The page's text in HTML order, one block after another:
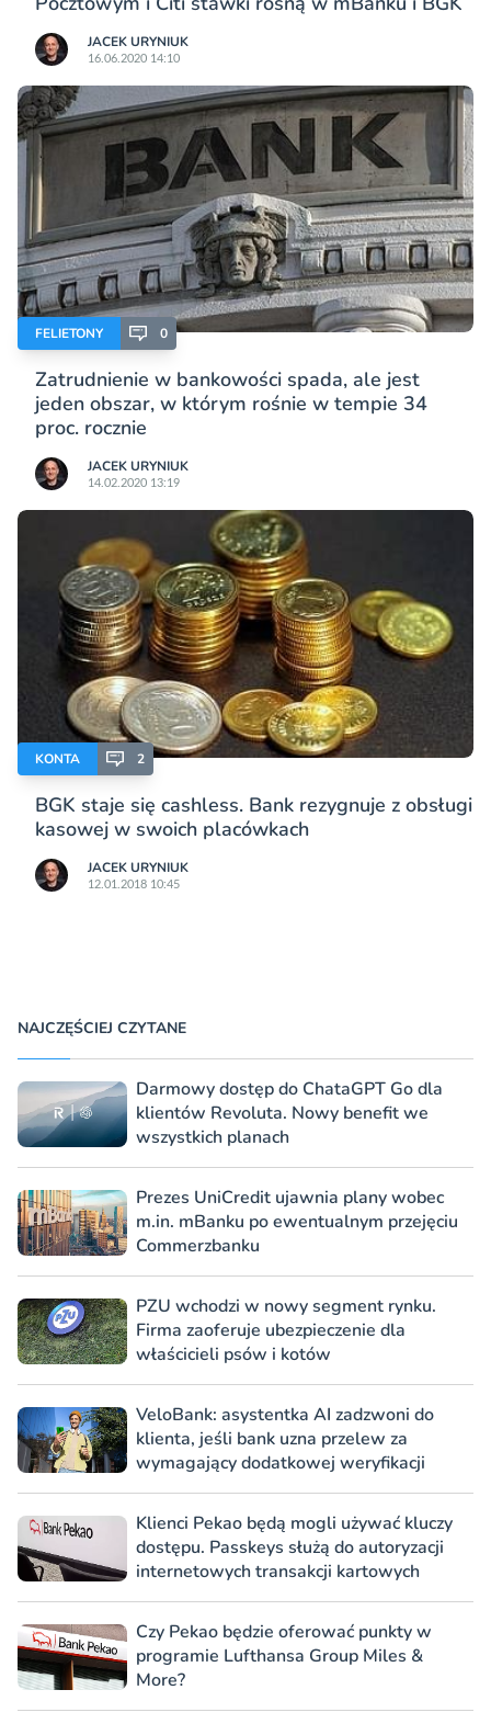
JACEK URYNIUK
16.06.2020 14:10
FELIETONY 0
Zatrudnienie w bankowości spada, ale jest
jeden obszar, w którym rośnie w tempie 34
proc. rocznie
JACEK URYNIUK
14.02.2020 13:19
KONTA 2
BGK staje się cashless. Bank rezygnuje z obsługi
kasowej w swoich placówkach
JACEK URYNIUK
12.01.2018 10:45
NAJCZĘŚCIEJ CZYTANE
Darmowy dostęp do ChataGPT Go dla
klientów Revoluta. Nowy benefit we
wszystkich planach
Prezes UniCredit ujawnia plany wobec
m.in. mBanku po ewentualnym przejęciu
Commerzbanku
PZU wchodzi w nowy segment rynku.
Firma zaoferuje ubezpieczenie dla
właścicieli psów i kotów
VeloBank: asystentka AI zadzwoni do
klienta, jeśli bank uzna przelew za
wymagający dodatkowej weryfikacji
Klienci Pekao będą mogli używać kluczy
dostępu. Passkeys służą do autoryzacji
internetowych transakcji kartowych
Czy Pekao będzie oferować punkty w
programie Lufthansa Group Miles &
More?